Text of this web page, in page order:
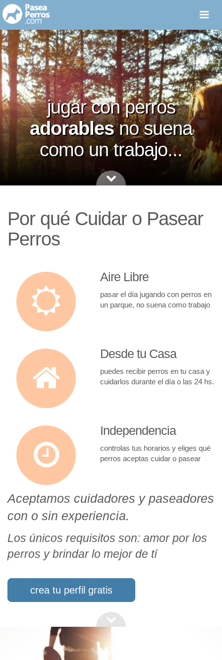
menú
jugar con perros
adorables no suena
como un trabajo...
Por qué Cuidar o Pasear
Perros
Aire Libre
pasar el día jugando con perros en
un parque, no suena como trabajo
Desde tu Casa
puedes recibir perros en tu casa y
cuidarlos durante el día o las 24 hs.
Independencia
controlas tus horarios y eliges qué
perros aceptas cuidar o pasear
Aceptamos cuidadores y paseadores
con o sin experiencia.
Los únicos requisitos son: amor por los
perros y brindar lo mejor de tí
crea tu perfil gratis